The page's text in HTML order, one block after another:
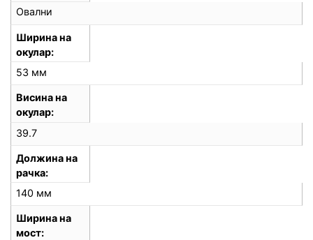
Овални
Ширина на
окулар
53 мм
Висина на
окулар
39.7
Должина на
рачка
140 мм
Ширина на
мост